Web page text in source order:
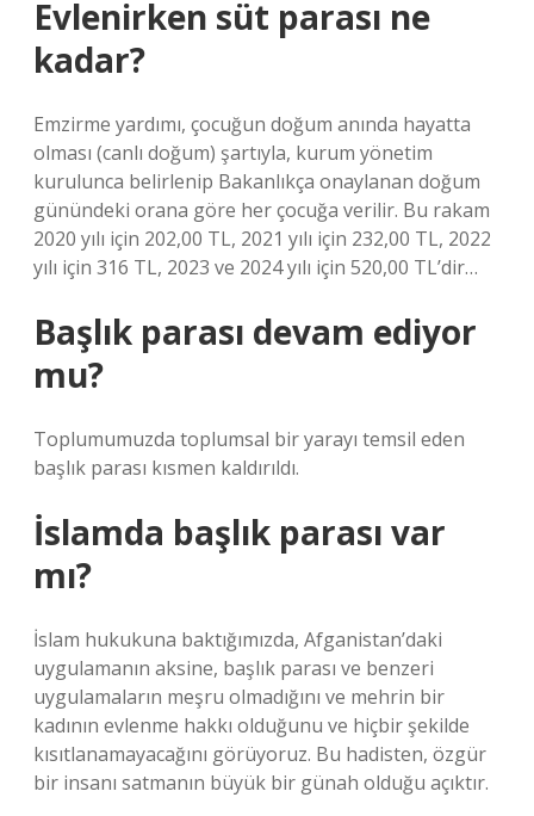
Evlenirken süt parası ne
kadar?
Emzirme yardımı, çocuğun doğum anında hayatta
olması (canlı doğum) şartıyla, kurum yönetim
kurulunca belirlenip Bakanlıkça onaylanan doğum
günündeki orana göre her çocuğa verilir. Bu rakam
2020 yılı için 202,00 TL, 2021 yılı için 232,00 TL, 2022
yılı için 316 TL, 2023 ve 2024 yılı için 520,00 TL’dir…
Başlık parası devam ediyor
mu?
Toplumumuzda toplumsal bir yarayı temsil eden
başlık parası kısmen kaldırıldı.
İslamda başlık parası var
mı?
İslam hukukuna baktığımızda, Afganistan’daki
uygulamanın aksine, başlık parası ve benzeri
uygulamaların meşru olmadığını ve mehrin bir
kadının evlenme hakkı olduğunu ve hiçbir şekilde
kısıtlanamayacağını görüyoruz. Bu hadisten, özgür
bir insanı satmanın büyük bir günah olduğu açıktır.